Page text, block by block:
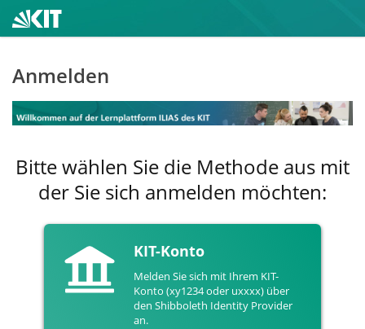
Anmelden
Bitte wählen Sie die Methode aus mit
der Sie sich anmelden möchten:
KIT-Konto
Melden Sie sich mit Ihrem KIT-
Konto (xy1234 oder uxxxx) über
den Shibboleth Identity Provider
an.